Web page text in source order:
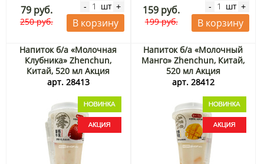
79 руб.
250 руб.
- шт +
В корзину
159 руб.
199 руб.
- шт +
В корзину
Напиток б/а «Молочная
Клубника» Zhenchun,
Китай, 520 мл Акция
арт. 28413
Напиток б/а «Молочный
Манго» Zhenchun, Китай,
520 мл Акция
арт. 28412